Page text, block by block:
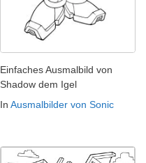
Einfaches Ausmalbild von
Shadow dem Igel
In Ausmalbilder von Sonic